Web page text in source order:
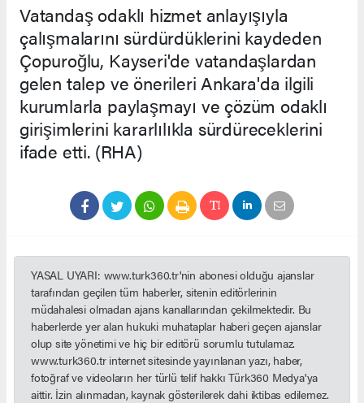
Vatandaş odaklı hizmet anlayışıyla
çalışmalarını sürdürdüklerini kaydeden
Çopuroğlu, Kayseri'de vatandaşlardan
gelen talep ve önerileri Ankara'da ilgili
kurumlarla paylaşmayı ve çözüm odaklı
girişimlerini kararlılıkla sürdüreceklerini
ifade etti. (RHA)
YASAL UYARI: www.turk360.tr'nin abonesi olduğu ajanslar
tarafından geçilen tüm haberler, sitenin editörlerinin
müdahalesi olmadan ajans kanallarından çekilmektedir. Bu
haberlerde yer alan hukuki muhataplar haberi geçen ajanslar
olup site yönetimi ve hiç bir editörü sorumlu tutulamaz.
www.turk360.tr internet sitesinde yayınlanan yazı, haber,
fotoğraf ve videoların her türlü telif hakkı Türk360 Medya'ya
aittir. İzin alınmadan, kaynak gösterilerek dahi iktibas edilemez.